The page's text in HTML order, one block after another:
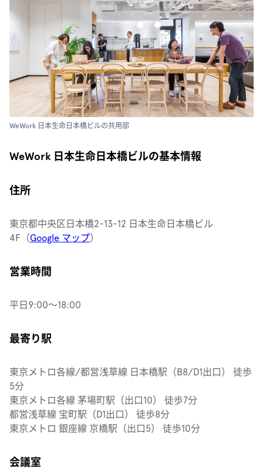
WeWork 日本生命日本橋ビルの共用部
WeWork 日本生命日本橋ビルの基本情報
住所
東京都中央区日本橋2-13-12 日本生命日本橋ビル
4F（Google マップ）
営業時間
平日9:00〜18:00
最寄り駅
東京メトロ各線/都営浅草線 日本橋駅（B8/D1出口） 徒歩
5分
東京メトロ各線 茅場町駅（出口10） 徒歩7分
都営浅草線 宝町駅（D1出口） 徒歩8分
東京メトロ 銀座線 京橋駅（出口5） 徒歩10分
会議室